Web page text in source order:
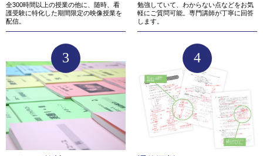
全300時間以上の授業の他に、随時、看
護受験に特化した期間限定の映像授業を
配信。
勉強していて、わからない点などをお気
軽にご質問可能。専門講師が丁寧に回答
します。
3 4